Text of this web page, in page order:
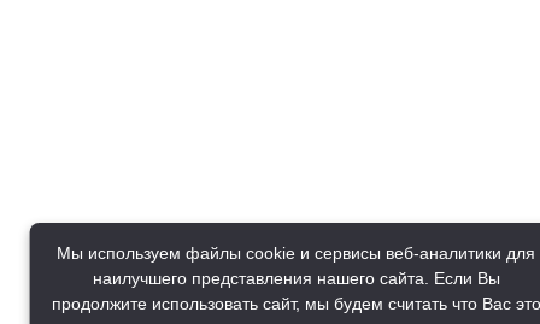
Мы используем файлы cookie и сервисы веб-аналитики для
наилучшего представления нашего сайта. Если Вы
продолжите использовать сайт, мы будем считать что Вас это